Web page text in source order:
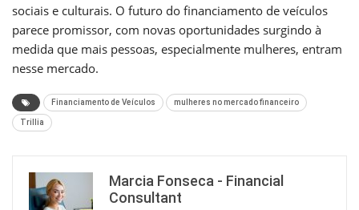
sociais e culturais. O futuro do financiamento de veículos
parece promissor, com novas oportunidades surgindo à
medida que mais pessoas, especialmente mulheres, entram
nesse mercado.
Financiamento de Veículos mulheres no mercado financeiro
Trillia
Marcia Fonseca - Financial
Consultant